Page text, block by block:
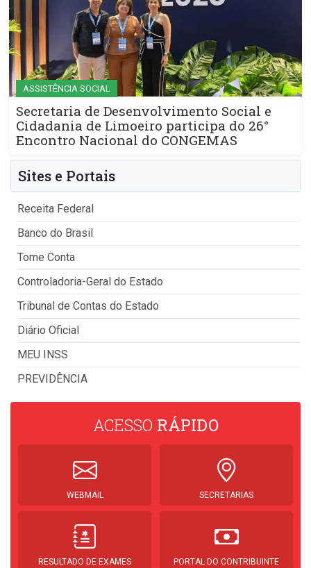
ASSISTÊNCIA SOCIAL
Secretaria de Desenvolvimento Social e
Cidadania de Limoeiro participa do 26°
Encontro Nacional do CONGEMAS
Sites e Portais
Receita Federal
Banco do Brasil
Tome Conta
Controladoria-Geral do Estado
Tribunal de Contas do Estado
Diário Oficial
MEU INSS
PREVIDÊNCIA
ACESSO RÁPIDO
WEBMAIL SECRETARIAS
RESULTADO DE EXAMES PORTAL DO CONTRIBUINTE